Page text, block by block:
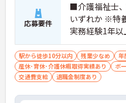
応募要件
■介護福祉士
いずれか ※特
実務経験1年
以上ある方、
歓迎
駅から徒歩10分以内 残業少なめ 年
産休･育休･介護休暇取得実績あり
ボ
交通費支給
退職金制度あり